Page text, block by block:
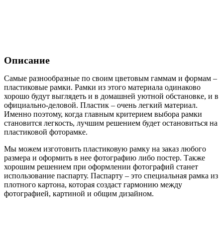
Описание
Самые разнообразные по своим цветовым гаммам и формам –
пластиковые рамки. Рамки из этого материала одинаково
хорошо будут выглядеть и в домашней уютной обстановке, и в
официально-деловой. Пластик – очень легкий материал.
Именно поэтому, когда главным критерием выбора рамки
становится легкость, лучшим решением будет остановиться на
пластиковой фоторамке.
Мы можем изготовить пластиковую рамку на заказ любого
размера и оформить в нее фотографию либо постер. Также
хорошим решением при оформлении фотографий станет
использование паспарту. Паспарту – это специальная рамка из
плотного картона, которая создаст гармонию между
фотографией, картиной и общим дизайном.